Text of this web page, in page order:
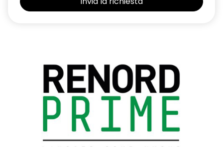
Android Auto
Intelligent Front Emergency Braking with Pedestrian, Cyclist &
Junction assist
Intelligent Key (Apertura porte e Avviamento motore)
Interruttore avviamento motore
Lane Departure Prevention